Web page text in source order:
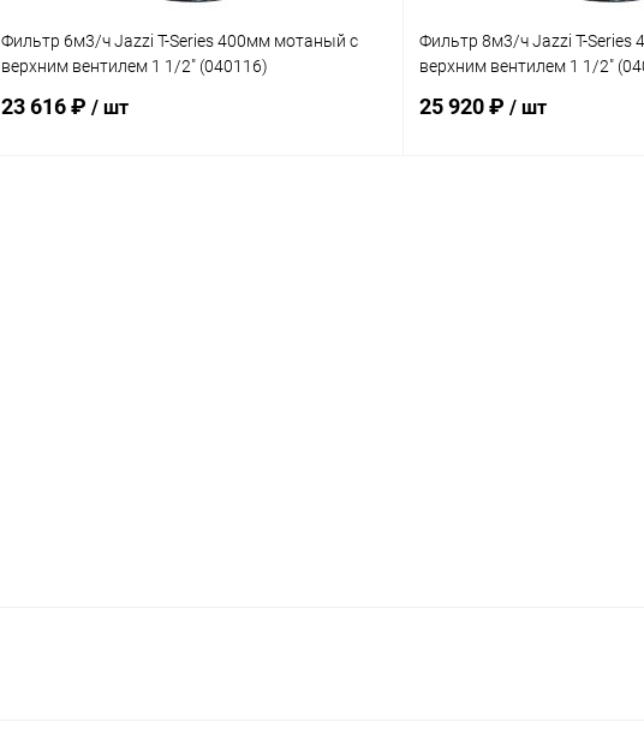
Фильтр 6м3/ч Jazzi T-Series 400мм мотаный c
верхним вентилем 1 1/2" (040116)
23 616 ₽ / шт
Фильтр 8м3/ч Jazzi T-
верхним вентилем 1 1/2"
25 920 ₽ / шт